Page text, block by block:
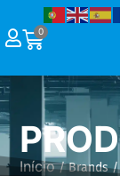
0
Início/ Brands /